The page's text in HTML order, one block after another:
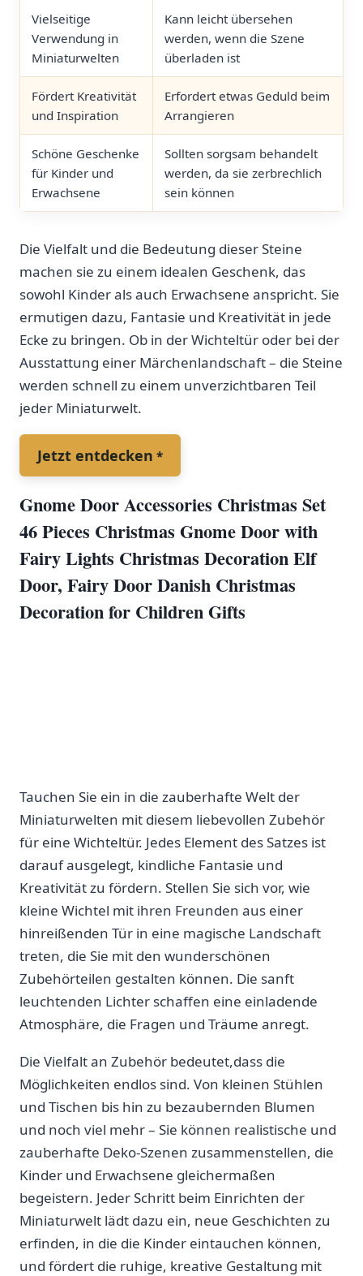
Vielseitige
Verwendung in
Miniaturwelten
Kann leicht übersehen
werden, ⁤wenn​ die Szene
überladen ist
Fördert Kreativität
und Inspiration
Erfordert ⁢etwas Geduld beim
Arrangieren
Schöne Geschenke
für Kinder und
Erwachsene
Sollten sorgsam behandelt
werden, da sie zerbrechlich
sein können
Die Vielfalt und die Bedeutung dieser Steine
machen sie zu einem idealen Geschenk, das
⁢sowohl Kinder als ⁢auch​ Erwachsene anspricht.⁤ Sie‍
ermutigen dazu,⁢ Fantasie und⁣ Kreativität in jede
Ecke ⁤zu bringen.‌ Ob in der Wichteltür oder ​bei der
Ausstattung einer Märchenlandschaft – die Steine
werden schnell ‍zu einem unverzichtbaren‍ Teil
jeder Miniaturwelt.
Jetzt‌ entdecken
Gnome Door Accessories Christmas Set
46 Pieces Christmas Gnome⁢ Door with
Fairy Lights‍ Christmas Decoration Elf
Door,‌ Fairy Door Danish Christmas
Decoration for Children Gifts
Tauchen Sie ein in die zauberhafte ​Welt der
Miniaturwelten mit diesem liebevollen Zubehör
für eine Wichteltür. Jedes Element des Satzes ist
darauf ausgelegt, kindliche Fantasie ‍und⁤
Kreativität zu ‍fördern. Stellen Sie sich⁤ vor, wie
kleine⁢ Wichtel mit ihren Freunden aus einer
hinreißenden Tür in eine magische Landschaft
treten,​ die Sie mit den wunderschönen⁢
Zubehörteilen gestalten können. Die sanft
leuchtenden Lichter schaffen eine einladende
Atmosphäre, die Fragen und Träume anregt.
Die Vielfalt an ‍Zubehör bedeutet,dass die
‍Möglichkeiten endlos ⁢sind. Von kleinen Stühlen
und Tischen bis hin zu bezaubernden Blumen
und noch viel mehr⁣ – Sie können realistische und
zauberhafte Deko-Szenen zusammenstellen, die
Kinder und Erwachsene gleichermaßen
begeistern. Jeder Schritt beim Einrichten der
Miniaturwelt lädt dazu ein, neue Geschichten zu
erfinden, in die die Kinder eintauchen können,
und fördert⁢ die ruhige, ‌kreative Gestaltung mit⁤